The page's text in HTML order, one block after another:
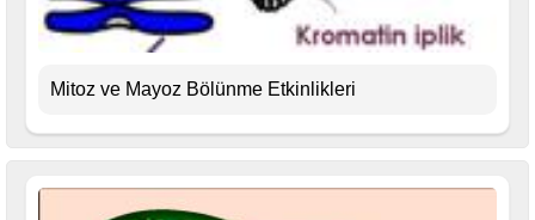
Mitoz ve Mayoz Bölünme Etkinlikleri